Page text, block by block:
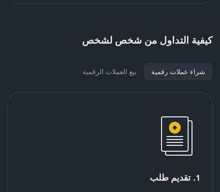
كيفية التداول من شخص لشخص
شراء عملات رقمية بيع العملات الرقمية
1. تقديم طلب